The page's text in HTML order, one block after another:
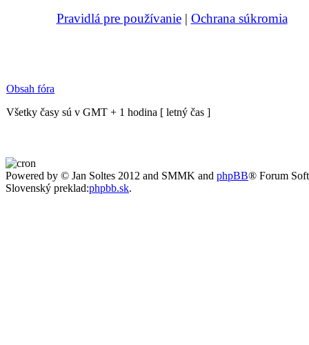
Pravidlá pre používanie| Ochrana súkromia
Obsah fóra
Všetky časy sú v GMT + 1 hodina [ letný čas ]
Powered by © Jan Soltes 2012 and SMMK and phpBB® Forum
Slovenský preklad:phpbb.sk.